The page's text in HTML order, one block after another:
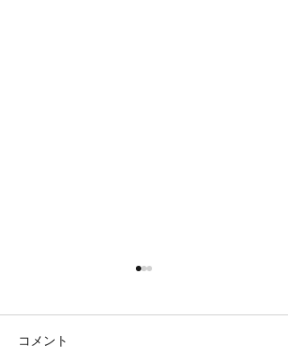
本日の釣果 マダイ ０枚 他、
サバ コメント 最後まで辛抱
コメント